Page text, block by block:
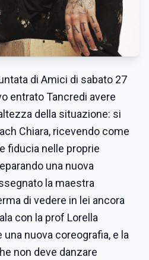
di Amici di sabato 27
entrato Tancredi avere
della situazione: si
Chiara, ricevendo come
fiducia nelle proprie
una nuova
la maestra
di vedere in lei ancora
con la prof Lorella
nuova coreografia, e la
non deve danzare